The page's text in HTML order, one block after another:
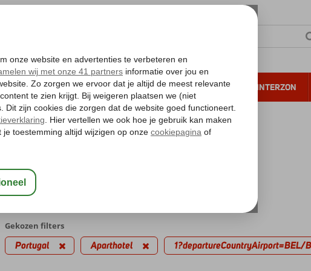
ZONVAKANTIE VERRE REIZEN ALL INCLUSIVE WINTERZON
Gratis annuleren*
Last minute Portugal
met Aparthotel
Gekozen filters
Portugal Aparthotel 1?departureCountryAirport=BEL/